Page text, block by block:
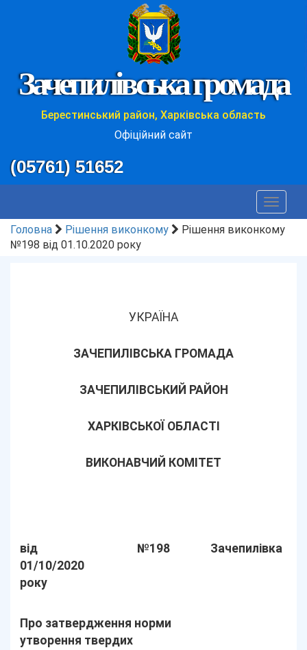
Зачепилівська громада
Берестинський район, Харківська область
Офіційний сайт
(05761) 51652
Toggle
Головна
Рішення виконкому
Рішення виконкому
№198 від 01.10.2020 року
УКРАЇНА
ЗАЧЕПИЛІВСЬКА ГРОМАДА
ЗАЧЕПИЛІВСЬКИЙ РАЙОН
ХАРКІВСЬКОЇ ОБЛАСТІ
ВИКОНАВЧИЙ КОМІТЕТ
від
01/10/2020
року
№198 Зачепилівка
Про затвердження норми
утворення твердих